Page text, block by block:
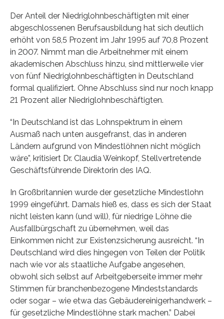
Der Anteil der Niedriglohnbeschäftigten mit einer
abgeschlossenen Berufsausbildung hat sich deutlich
erhöht von 58,5 Prozent im Jahr 1995 auf 70,8 Prozent
in 2007. Nimmt man die Arbeitnehmer mit einem
akademischen Abschluss hinzu, sind mittlerweile vier
von fünf Niedriglohnbeschäftigten in Deutschland
formal qualifiziert. Ohne Abschluss sind nur noch knapp
21 Prozent aller Niedriglohnbeschäftigten.
“In Deutschland ist das Lohnspektrum in einem
Ausmaß nach unten ausgefranst, das in anderen
Ländern aufgrund von Mindestlöhnen nicht möglich
wäre”, kritisiert Dr. Claudia Weinkopf, Stellvertretende
Geschäftsführende Direktorin des IAQ.
In Großbritannien wurde der gesetzliche Mindestlohn
1999 eingeführt. Damals hieß es, dass es sich der Staat
nicht leisten kann (und will), für niedrige Löhne die
Ausfallbürgschaft zu übernehmen, weil das
Einkommen nicht zur Existenzsicherung ausreicht. “In
Deutschland wird dies hingegen von Teilen der Politik
nach wie vor als staatliche Aufgabe angesehen,
obwohl sich selbst auf Arbeitgeberseite immer mehr
Stimmen für branchenbezogene Mindeststandards
oder sogar – wie etwa das Gebäudereinigerhandwerk –
für gesetzliche Mindestlöhne stark machen.” Dabei